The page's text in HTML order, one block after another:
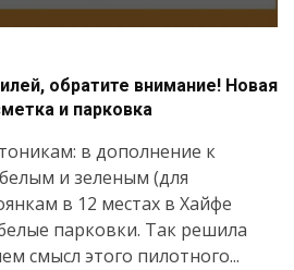
обратите внимание! Новая
и парковка
в дополнение к
и зеленым (для
в 12 местах в Хайфе
парковки. Так решила
смысл этого пилотного...